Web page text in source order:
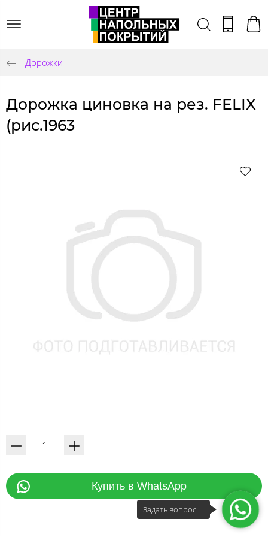
Дорожки
Дорожка циновка на рез. FELIX
(рис.1963
Купить в WhatsApp
Задать вопрос